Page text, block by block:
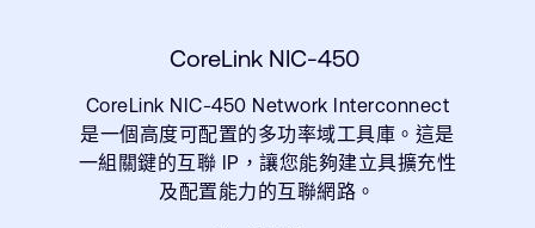
CoreLink NIC-450
CoreLink NIC-450 Network Interconnect
是一個高度可配置的多功率域工具庫。這是
一組關鍵的互聯 IP，讓您能夠建立具擴充性
及配置能力的互聯網路。